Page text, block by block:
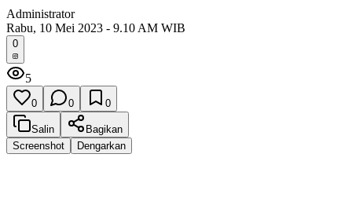
Administrator
Rabu, 10 Mei 2023 - 9.10 AM WIB
0
5
0 0 0
Salin
Bagikan
Screenshot
Dengarkan